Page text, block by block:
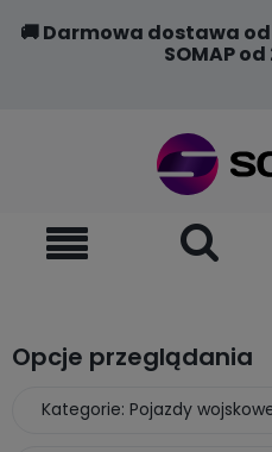
🚚 Darmowa dostawa od
SOMAP
Opcje przeglądania
Kategorie: Pojazdy